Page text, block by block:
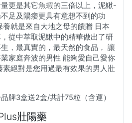
更是其它魚蝦的三倍以上，泥鰍-
足及陽痿更具有意想不到的功
養就是來自大地之母的饋贈 日本
從中萃取泥鰍中的精華做出了研
，最真實的，最天然的食品， 讓
家庭奔波的男性 能夠愛自己愛你
素絕對是您用過最有效果的男人壯
牌3盒送2盒/共計75粒（含運）
壯陽藥